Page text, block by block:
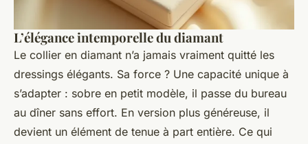
L’élégance intemporelle du diamant
Le collier en diamant n’a jamais vraiment quitté les
dressings élégants. Sa force ? Une capacité unique à
s’adapter : sobre en petit modèle, il passe du bureau
au dîner sans effort. En version plus généreuse, il
devient un élément de tenue à part entière. Ce qui